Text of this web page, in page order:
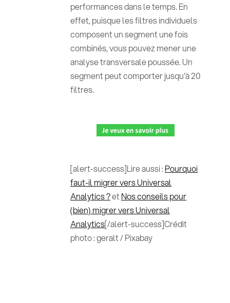
performances dans le temps. En
effet, puisque les filtres individuels
composent un segment une fois
combinés, vous pouvez mener une
analyse transversale poussée. Un
segment peut comporter jusqu'à 20
filtres.
[alert-success]Lire aussi : Pourquoi
faut-il migrer vers Universal
Analytics ?etNos conseils pour
(bien) migrer vers Universal
Analytics[/alert-success]Crédit
photo : geralt / Pixabay